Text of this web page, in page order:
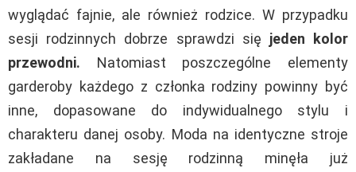
wyglądać fajnie, ale również rodzice. W przypadku
sesji rodzinnych dobrze sprawdzi się jeden kolor
przewodni. Natomiast poszczególne elementy
garderoby każdego z członka rodziny powinny być
inne, dopasowane do indywidualnego stylu i
charakteru danej osoby. Moda na identyczne stroje
zakładane na sesję rodzinną minęła już